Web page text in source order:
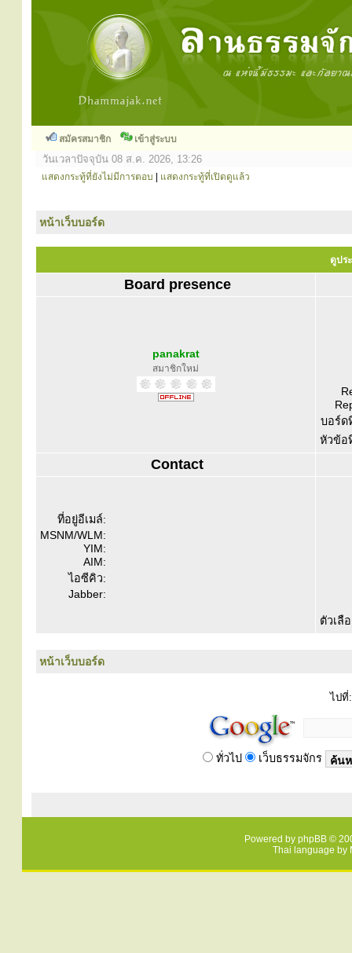
สมัครสมาชิก เข้าสู่ระบบ
วันเวลาปัจจุบัน 08 ส.ค. 2026, 13:26
แสดงกระทู้ที่ยังไม่มีการตอบ แสดงกระทู้ที่เปิดดูแล้ว
หน้าเว็บบอร์ด
ดูปร
Board presence
panakrat
สมาชิกใหม่
บอร์ด
หัวข้อ
Contact
ที่อยู่อีเมล์:
MSNM/WLM:
YIM:
AIM:
ไอซีคิว:
Jabber:
ตัวเลื
หน้าเว็บบอร์ด
ไปที่:
ทั่วไป เว็บธรรมจักร
Powered by phpBB ©
Thai language by